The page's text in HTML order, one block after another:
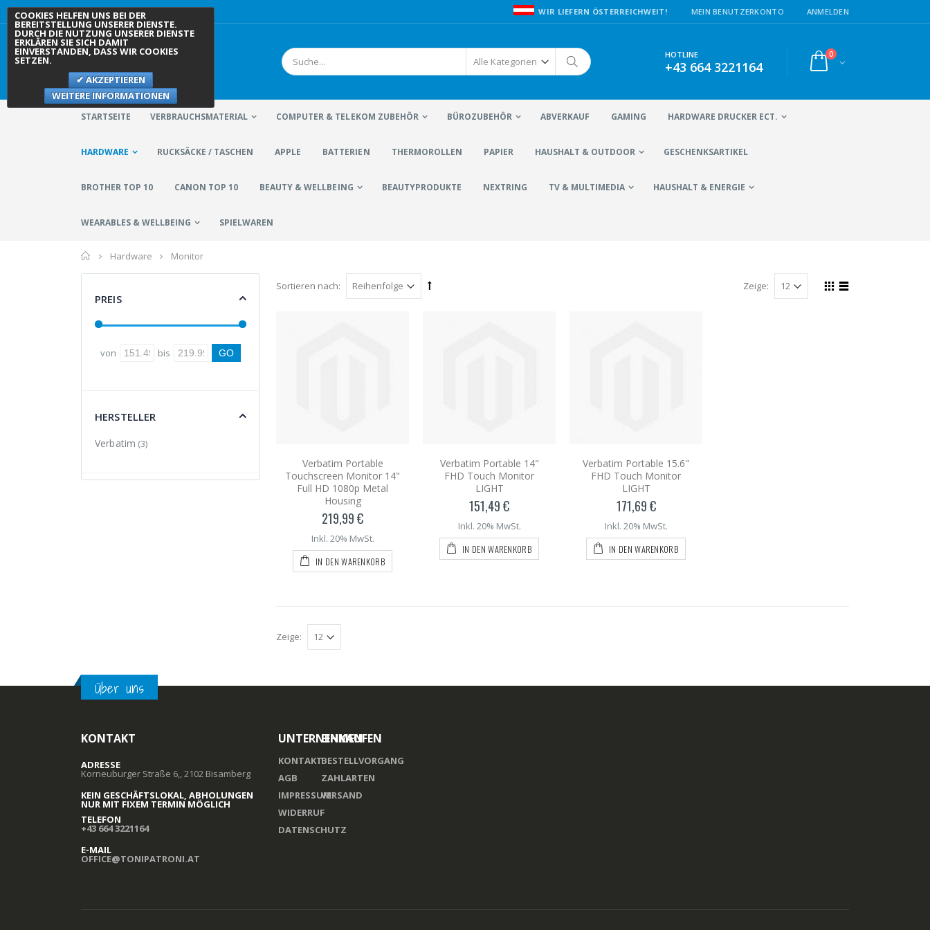
MEIN BENUTZERKONTO ANMELDEN
WIR LIEFERN ÖSTERREICHWEIT!
HOTLINE
+43 664 3221164
0
STARTSEITE VERBRAUCHSMATERIAL COMPUTER & TELEKOM ZUBEHÖR BÜROZUBEHÖR ABVERKAUF GAMING HARDWARE DRUCKER ECT.
HARDWARE RUCKSÄCKE / TASCHEN APPLE BATTERIEN THERMOROLLEN PAPIER HAUSHALT & OUTDOOR GESCHENKSARTIKEL
BROTHER TOP 10 CANON TOP 10 BEAUTY & WELLBEING BEAUTYPRODUKTE NEXTRING TV & MULTIMEDIA HAUSHALT & ENERGIE
WEARABLES & WELLBEING SPIELWAREN
Home
Hardware Monitor
Sortieren nach: Zeige:
Verbatim Portable
Touchscreen Monitor 14"
Full HD 1080p Metal
Housing
219,99 €
Inkl. 20% MwSt.
IN DEN WARENKORB
Verbatim Portable 14"
FHD Touch Monitor
LIGHT
151,49 €
Inkl. 20% MwSt.
IN DEN WARENKORB
Verbatim Portable 15.6"
FHD Touch Monitor
LIGHT
171,69 €
Inkl. 20% MwSt.
IN DEN WARENKORB
Zeige:
PREIS
von bis
HERSTELLER
Verbatim (3)
Über uns
KONTAKT
ADRESSE
Korneuburger Straße 6,, 2102 Bisamberg
KEIN GESCHÄFTSLOKAL, ABHOLUNGEN
NUR MIT FIXEM TERMIN MÖGLICH
TELEFON
+43 664 3221164
E-MAIL
OFFICE@TONIPATRONI.AT
UNTERNEHMEN
KONTAKT
AGB
IMPRESSUM
WIDERRUF
DATENSCHUTZ
EINKAUFEN
BESTELLVORGANG
ZAHLARTEN
VERSAND
COOKIES HELFEN UNS BEI DER
BEREITSTELLUNG UNSERER DIENSTE.
DURCH DIE NUTZUNG UNSERER DIENSTE
ERKLÄREN SIE SICH DAMIT
EINVERSTANDEN, DASS WIR COOKIES
SETZEN.
AKZEPTIEREN
WEITERE INFORMATIONEN